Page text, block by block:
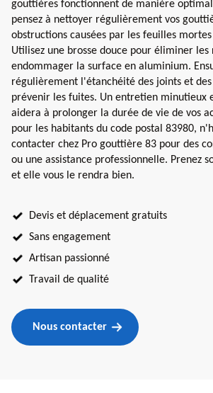
gouttières fonctionnent de manière
pensez à nettoyer régulièrement vos
obstructions causées par les feuilles
Utilisez une brosse douce pour éliminer les
endommager la surface en aluminium.
régulièrement l'étanchéité des joints et
prévenir les fuites. Un entretien minutieux
aidera à prolonger la durée de vie de vos
pour les habitants du code postal 83980,
contacter chez Pro gouttière 83 pour des
ou une assistance professionnelle. Prenez
et elle vous le rendra bien.
Devis et déplacement gratuits
Sans engagement
Artisan passionné
Travail de qualité
Nous contacter